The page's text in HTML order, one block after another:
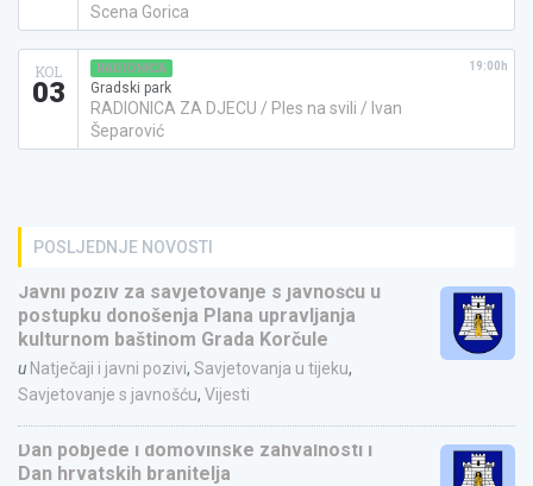
Scena Gorica
KOL
03
RADIONICA
Gradski park
RADIONICA ZA DJECU / Ples na svili / Ivan
Šeparović
19:00h
POSLJEDNJE NOVOSTI
Javni poziv za savjetovanje s javnošću u
postupku donošenja Plana upravljanja
kulturnom baštinom Grada Korčule
u Natječaji i javni pozivi, Savjetovanja u tijeku,
Savjetovanje s javnošću, Vijesti
Dan pobjede i domovinske zahvalnosti i
Dan hrvatskih branitelja